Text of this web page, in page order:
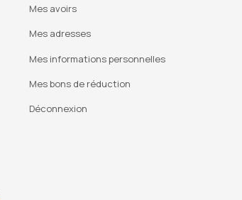
Mes avoirs
Mes adresses
Mes informations personnelles
Mes bons de réduction
Déconnexion